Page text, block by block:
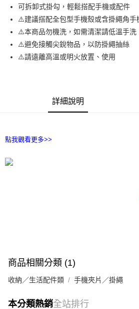
每筆NT$65，滿NT$690(含以上)免運費
付款後全家取貨
每筆NT$65，滿NT$690(含以上)免運費
7-11取貨付款
每筆NT$65，滿NT$690(含以上)免運費
每筆NT$100，滿NT$990(含以上)免運費
可拆卸式掛勾，輕鬆搭配手機或配件
⚠️建議搭配全包型手機殼或含掛繩角手
⚠️本商品勿機洗，如需清潔請低溫手洗
⚠️避免接觸尖銳物品，以防掛繩抽絲
⚠️請遠離高溫或明火放置、使用
詳細說明
點我觀看更多>>
商品相關分類 (1)
收納／生活配件類 手機夾片／掛繩
本分類熱銷全站排行